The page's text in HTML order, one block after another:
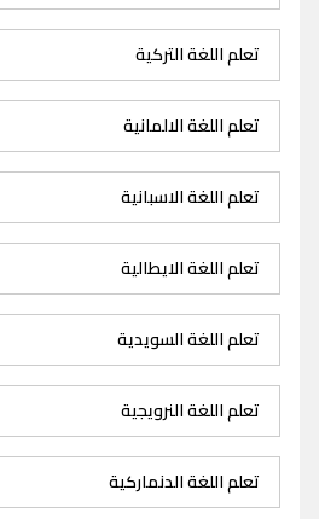
تعلم اللغة التركية
تعلم اللغة الالمانية
تعلم اللغة الاسبانية
تعلم اللغة الايطالية
تعلم اللغة السويدية
تعلم اللغة النرويجية
تعلم اللغة الدنماركية